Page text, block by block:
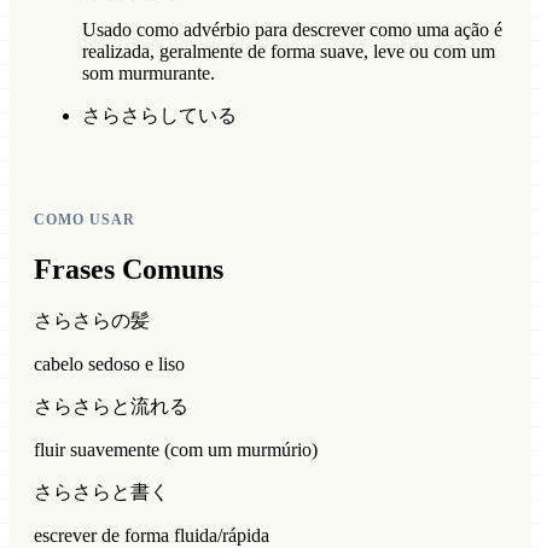
Usado como advérbio para descrever como uma ação é
realizada, geralmente de forma suave, leve ou com um
som murmurante.
さらさらしている
COMO USAR
Frases Comuns
さらさらの髪
cabelo sedoso e liso
さらさらと流れる
fluir suavemente (com um murmúrio)
さらさらと書く
escrever de forma fluida/rápida